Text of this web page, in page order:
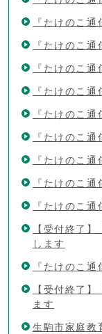
『たけのこ
『たけのこ
『たけのこ
『たけのこ
『たけのこ
『たけのこ
『たけのこ
『たけのこ
『たけのこ通
【受付終了
します
『たけのこ通
【受付終了
ます
生駒市家庭教